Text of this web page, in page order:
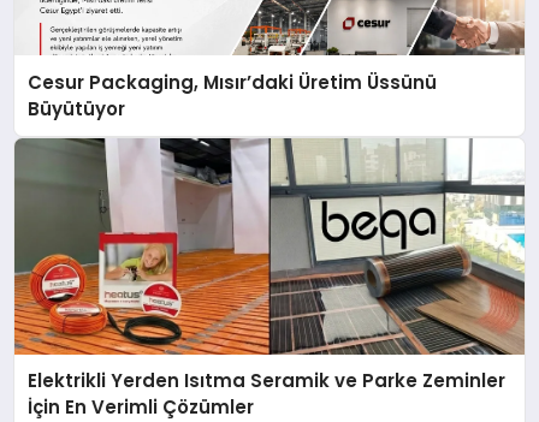
Cesur Packaging, Mısır’daki Üretim Üssünü
Büyütüyor
Elektrikli Yerden Isıtma Seramik ve Parke Zeminler
İçin En Verimli Çözümler